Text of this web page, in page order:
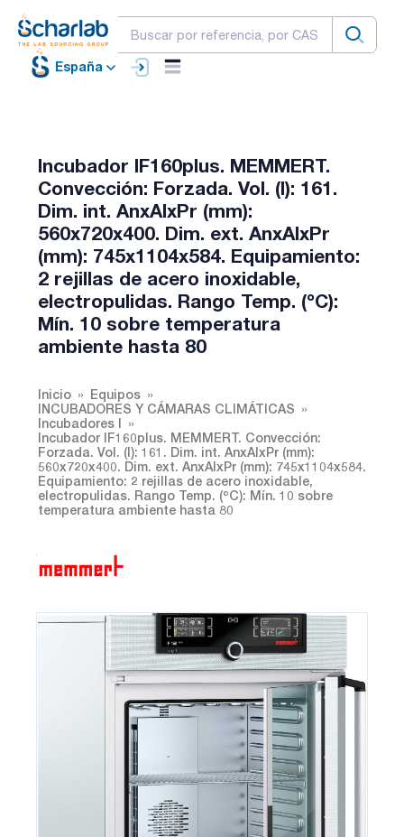
España
Incubador IF160plus. MEMMERT.
Convección: Forzada. Vol. (l): 161.
Dim. int. AnxAlxPr (mm):
560x720x400. Dim. ext. AnxAlxPr
(mm): 745x1104x584. Equipamiento:
2 rejillas de acero inoxidable,
electropulidas. Rango Temp. (ºC):
Mín. 10 sobre temperatura
ambiente hasta 80
Inicio
Equipos
INCUBADORES Y CÁMARAS CLIMÁTICAS
Incubadores I
Incubador IF160plus. MEMMERT. Convección:
Forzada. Vol. (l): 161. Dim. int. AnxAlxPr (mm):
560x720x400. Dim. ext. AnxAlxPr (mm): 745x1104x584.
Equipamiento: 2 rejillas de acero inoxidable,
electropulidas. Rango Temp. (ºC): Mín. 10 sobre
temperatura ambiente hasta 80